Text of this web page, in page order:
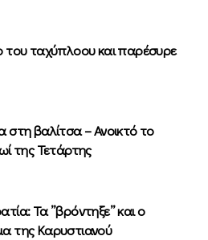
του ταχύπλοου και παρέσυρε
στη βαλίτσα – Ανοικτό το
της Τετάρτης
Τα ”βρόντηξε” και ο
της Καρυστιανού